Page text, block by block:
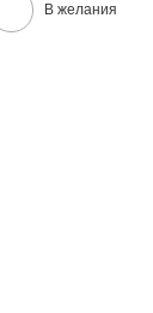
В желания